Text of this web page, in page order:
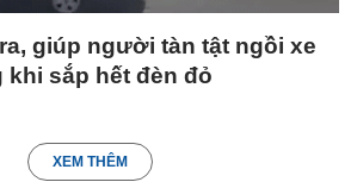
giúp người tàn tật ngồi xe
sắp hết đèn đỏ
XEM THÊM